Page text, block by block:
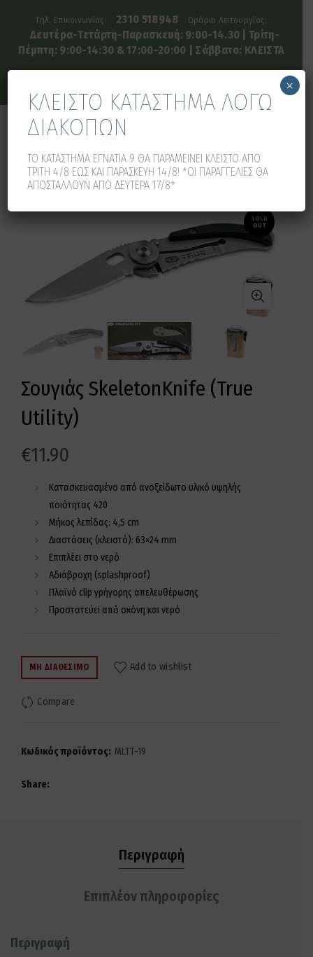
Τηλ. Επικοινωνίας: 2310 518948 Ωράριο Λειτουργίας:
Δευτέρα-Τετάρτη-Παρασκευή: 9:00-14.30 | Τρίτη-
Πέμπτη: 9:00-14:30 & 17:00-20:00 | Σάββατο: ΚΛΕΙΣΤΑ
SOLD
OUT
Σουγιάς SkeletonKnife (True
Utility)
€11.90
Κατασκευασμένο από ανοξείδωτο υλικό υψηλής
ποιότητας 420
Μήκος λεπίδας: 4,5 cm
Διαστάσεις (κλειστό): 63×24 mm
Επιπλέει στο νερό
Αδιάβροχη (splashproof)
Πλαϊνό clip γρήγορης απελευθέρωσης
Προστατεύει από σκόνη και νερό
ΜΗ ΔΙΑΘΈΣΙΜΟ Add to wishlist
Compare
Κωδικός προϊόντος: MLTT-19
Share
Περιγραφή
Επιπλέον πληροφορίες
Περιγραφή
ΚΛΕΙΣΤΟ ΚΑΤΑΣΤΗΜΑ ΛΟΓΩ
ΔΙΑΚΟΠΩΝ
ΤΟ ΚΑΤΑΣΤΗΜΑ ΕΓΝΑΤΙΑ 9 ΘΑ ΠΑΡΑΜΕΙΝΕΙ ΚΛΕΙΣΤΟ ΑΠΟ
ΤΡΙΤΗ 4/8 ΕΩΣ ΚΑΙ ΠΑΡΑΣΚΕΥΗ 14/8! *ΟΙ ΠΑΡΑΓΓΕΛΙΕΣ ΘΑ
ΑΠΟΣΤΑΛΛΟΥΝ ΑΠΟ ΔΕΥΤΕΡΑ 17/8*
×